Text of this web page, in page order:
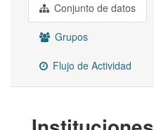
Conjunto de datos
Grupos
Flujo de Actividad